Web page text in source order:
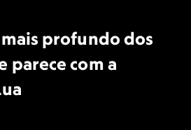
profundo dos
parece com a